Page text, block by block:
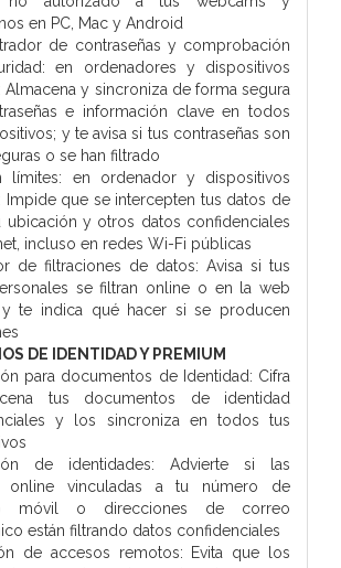
en PC, Mac y Android
de contraseñas y comprobación
en ordenadores y dispositivos
Almacena y sincroniza de forma segura
e información clave en todos
y te avisa si tus contraseñas son
o se han filtrado
límites: en ordenador y dispositivos
Impide que se intercepten tus datos de
ubicación y otros datos confidenciales
incluso en redes Wi-Fi públicas
de filtraciones de datos: Avisa si tus
se filtran online o en la web
y te indica qué hacer si se producen
DE IDENTIDAD Y PREMIUM
para documentos de Identidad: Cifra
tus documentos de identidad
y los sincroniza en todos tus
de identidades: Advierte si las
online vinculadas a tu número de
móvil o direcciones de correo
están filtrando datos confidenciales
de accesos remotos: Evita que los